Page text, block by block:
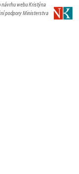
webu Kristýna
podpory Ministerstva